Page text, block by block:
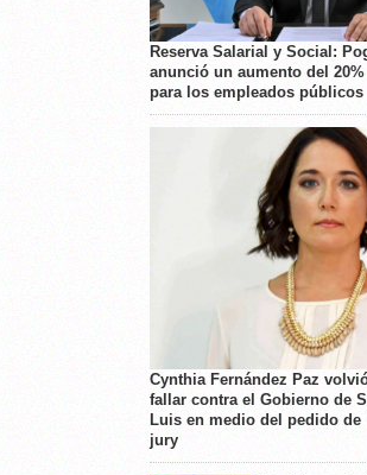
Reserva Salarial y Social:
anunció un aumento del 20%
para los empleados públicos
Cynthia Fernández Paz
fallar contra el Gobierno de
Luis en medio del pedido de
jury